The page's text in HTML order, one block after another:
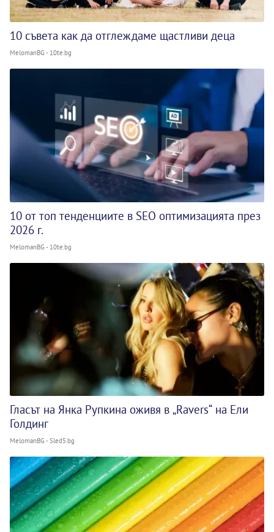
10 съвета как да отглеждаме щастливи деца
MelomanBG - 10te.bg
10 от топ тенденциите в SEO оптимизацията през
2026 г.
MelomanBG - 10te.bg
Гласът на Янка Рупкина оживя в „Ravers“ на Ели
Голдинг
MelomanBG - Sled5.bg